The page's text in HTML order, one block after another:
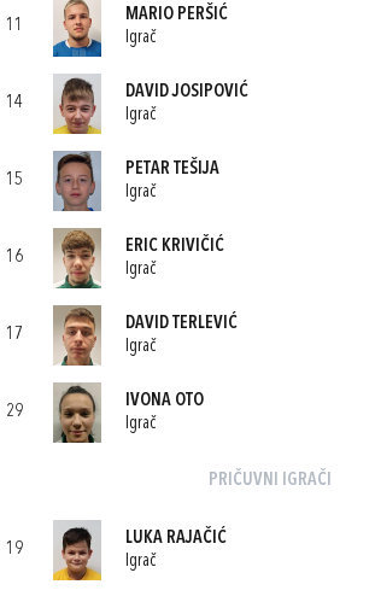
11
MARIO PERŠIĆ
Igrač
14
DAVID JOSIPOVIĆ
Igrač
15
PETAR TEŠIJA
Igrač
16
ERIC KRIVIČIĆ
Igrač
17
DAVID TERLEVIĆ
Igrač
29
IVONA OTO
Igrač
PRIČUVNI IGRAČI
19
LUKA RAJAČIĆ
Igrač